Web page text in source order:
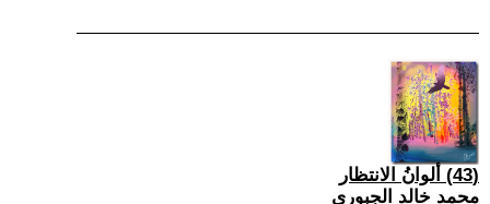
(43) ألوانُ الانتظار
محمد خالد الجبوري